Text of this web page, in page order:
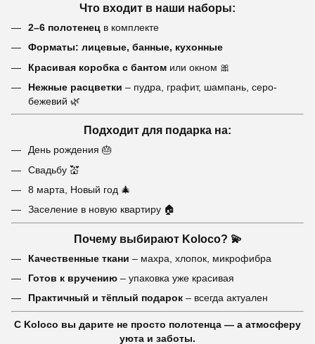
Что входит в наши наборы:
2–6 полотенец в комплекте
Форматы: лицевые, банные, кухонные
Красивая коробка с бантом или окном 🎀
Нежные расцветки – пудра, графит, шампань, серо-
бежевий 🌿
Подходит для подарка на:
День рождения 🎂
Свадьбу 💒
8 марта, Новый год 🎄
Заселение в новую квартиру 🏠
Почему выбирают Koloco? 💫
Качественные ткани – махра, хлопок, микрофибра
Готов к вручению – упаковка уже красивая
Практичный и тёплый подарок – всегда актуален
С Koloco вы дарите не просто полотенца — а атмосферу
уюта и заботы.